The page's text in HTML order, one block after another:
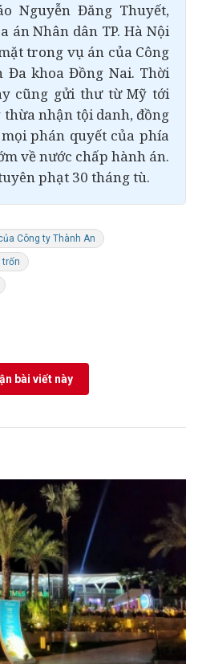
Nguyễn Đăng Thuyết,
án Nhân dân TP. Hà Nội
trong vụ án của Công
Đa khoa Đồng Nai. Thời
cũng gửi thư từ Mỹ tới
thừa nhận tội danh, đồng
phán quyết của phía
về nước chấp hành án.
phạt 30 tháng tù.
Công ty Thành An
trốn
bài viết này